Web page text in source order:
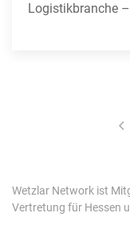
Logistikbranche
Wetzlar Network ist
Vertretung für Hessen